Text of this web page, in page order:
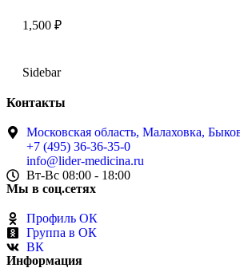
1,500 ₽
Sidebar
Контакты
Московская область, Малаховка,
+7 (495) 36-36-35-0
info@lider-medicina.ru
Вт-Вс 08:00 - 18:00
Мы в соц.сетях
Профиль ОК
Группа в ОК
ВК
Информация